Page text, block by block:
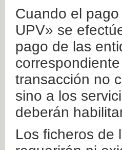
Cuando el
UPV» se
pago de las
transacción no
sino a los
deberán
Los ficheros de